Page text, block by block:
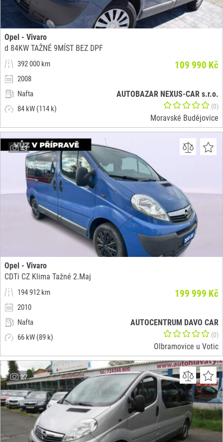
Opel - Vivaro
d 84KW TAŽNÉ 9MÍST BEZ DPF
392 000 km
2008
Nafta
84 kW (114 k)
109 990 Kč
AUTOBAZAR NEXUS-CAR s.r.o.
(0)
Moravské Budějovice
43
Opel - Vivaro
CDTi CZ Klima Tažné 2.Maj
194 912 km
2010
Nafta
66 kW (89 k)
199 999 Kč
AUTOCENTRUM DAVO CAR
(0)
Olbramovice u Votic
27